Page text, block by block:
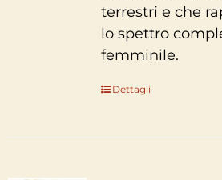
terrestri e che
lo spettro
femminile.
Dettagli